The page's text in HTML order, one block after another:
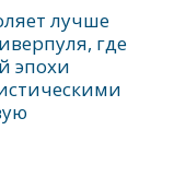
лучше
где
эпохи